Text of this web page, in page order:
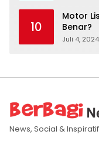
10
Motor
Benar?
Juli 4, 2024
News, Social & Inspiratif